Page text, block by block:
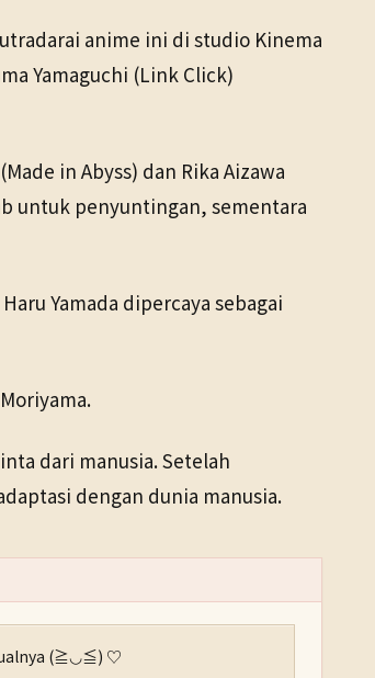
anime ini di studio Kinema
Yamaguchi (Link Click)
in Abyss) dan Rika Aizawa
untuk penyuntingan, sementara
Yamada dipercaya sebagai
dari manusia. Setelah
dengan dunia manusia.
(≧◡≦) ♡